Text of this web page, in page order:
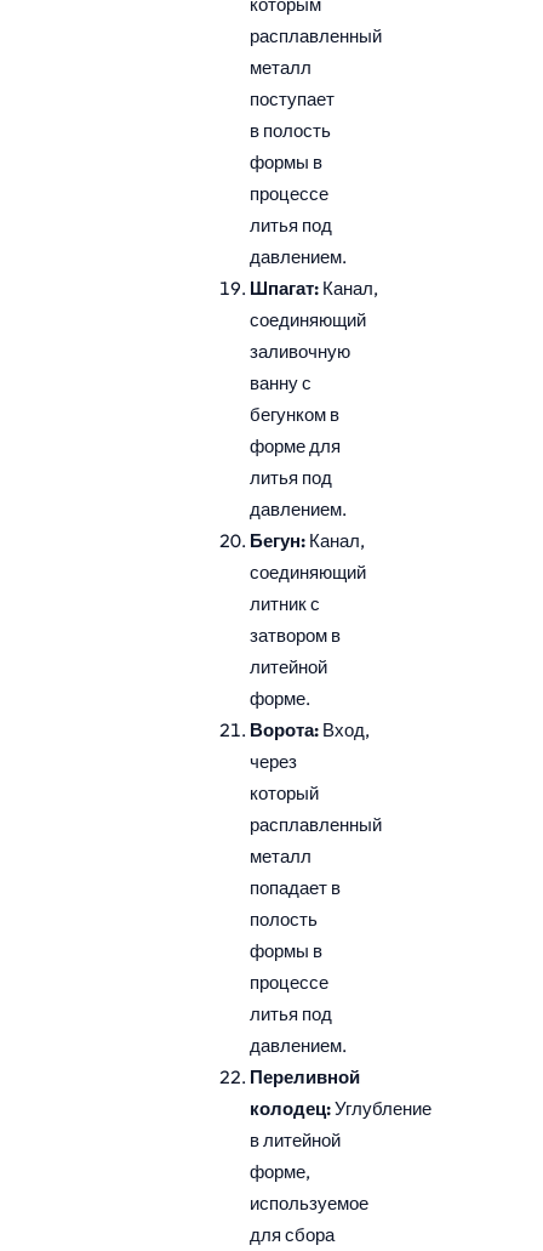
расплавленный
металл
поступает
в полость
формы в
процессе
литья под
давлением.
Шпагат: Канал,
соединяющий
заливочную
ванну с
бегунком в
форме для
литья под
давлением.
Бегун: Канал,
соединяющий
литник с
затвором в
литейной
форме.
Ворота: Вход,
через
который
расплавленный
металл
попадает в
полость
формы в
процессе
литья под
давлением.
Переливной
колодец:Углубление
в литейной
форме,
используемое
для сбора